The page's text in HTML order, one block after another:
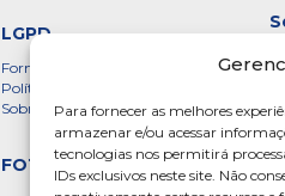
Para fornecer as melhores
armazenar e/ou acessar
tecnologias nos permitirá
IDs exclusivos neste site. Não
LGPD
Formulário
Política de Privacidade – CRADF
Sobre a LGPD
FOTOS